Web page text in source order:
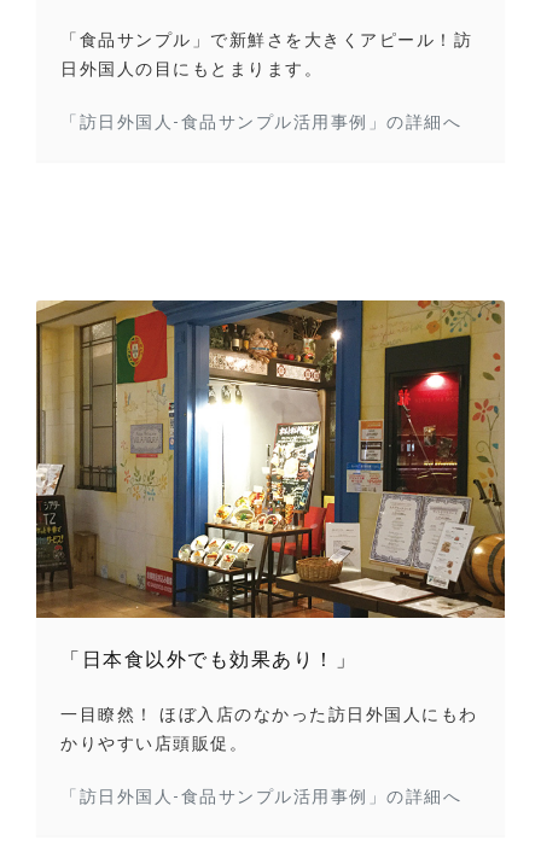
「食品サンプル」で新鮮さを大きくアピール！訪
日外国人の目にもとまります。
「訪日外国人-食品サンプル活用事例」の詳細へ
「日本食以外でも効果あり！」
一目瞭然！ ほぼ入店のなかった訪日外国人にもわ
かりやすい店頭販促。
「訪日外国人-食品サンプル活用事例」の詳細へ